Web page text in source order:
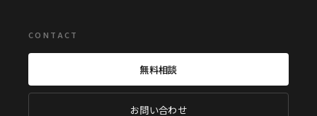
CONTACT
無料相談
お問い合わせ